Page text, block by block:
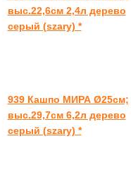
выс.22,6см 2,4л дерево
серый (szary) *
939 Кашпо МИРА Ø25см;
выс.29,7см 6,2л дерево
серый (szary) *